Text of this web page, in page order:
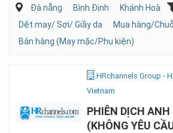
Đà nẵng Bình Định
Khánh Hoà
Dệt may/ Sợi/ Giầy da
Mua hàng/
Bán hàng (May mặc/Phụ kiện)
HRchannels Group -
Vietnam
PHIÊN DỊCH
(KHÔNG YÊU